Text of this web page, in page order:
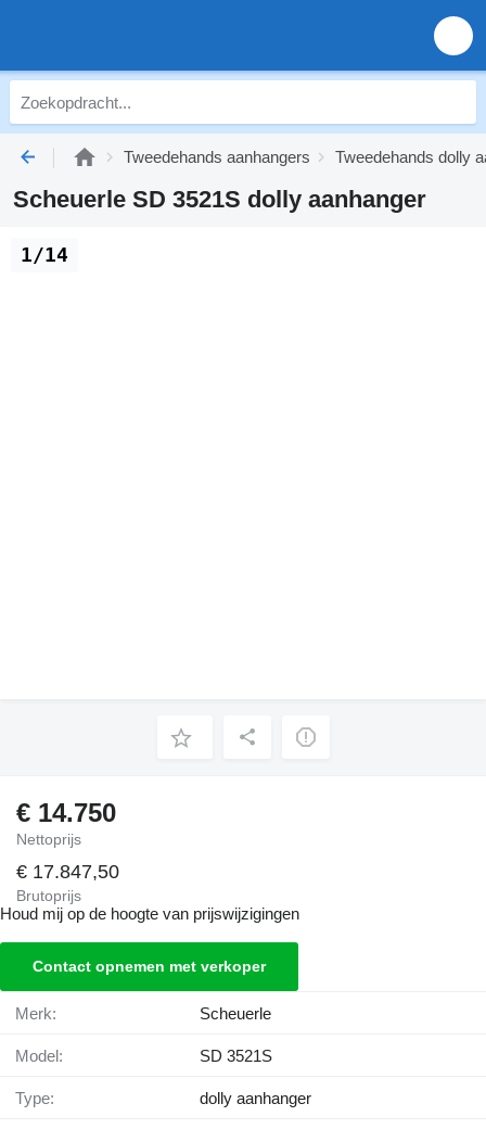
Tweedehands aanhangers Tweedehands dolly
Scheuerle SD 3521S dolly aanhanger
1/14
€ 14.750
Nettoprijs
€ 17.847,50
Brutoprijs
Houd mij op de hoogte van prijswijzigingen
Contact opnemen met verkoper
Merk: Scheuerle
Model: SD 3521S
Type: dolly aanhanger